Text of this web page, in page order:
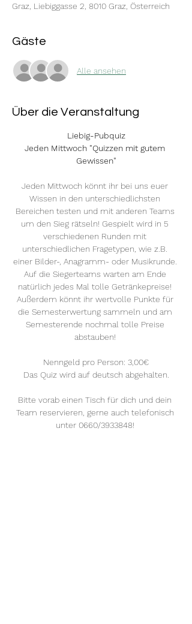
Graz, Liebiggasse 2, 8010 Graz, Österreich
Gäste
Alle ansehen
Über die Veranstaltung
Liebig-Pubquiz
Jeden Mittwoch "Quizzen mit gutem
Gewissen"
Jeden Mittwoch könnt ihr bei uns euer
Wissen in den unterschiedlichsten
Bereichen testen und mit anderen Teams
um den Sieg rätseln! Gespielt wird in 5
verschiedenen Runden mit
unterschiedlichen Fragetypen, wie z.B.
einer Bilder-, Anagramm- oder Musikrunde.
Auf die Siegerteams warten am Ende
natürlich jedes Mal tolle Getränkepreise!
Außerdem könnt ihr wertvolle Punkte für
die Semesterwertung sammeln und am
Semesterende nochmal tolle Preise
abstauben!
Nenngeld pro Person: 3,00€
Das Quiz wird auf deutsch abgehalten.
Bitte vorab einen Tisch für dich und dein
Team reservieren, gerne auch telefonisch
unter 0660/3933848!